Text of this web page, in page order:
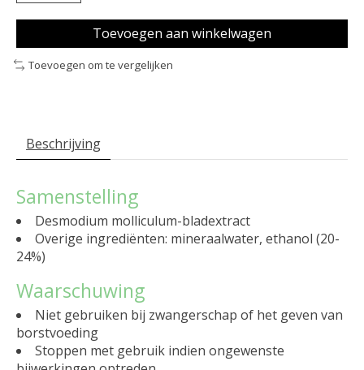
Toevoegen aan winkelwagen
Toevoegen om te vergelijken
Beschrijving
Samenstelling
Desmodium molliculum-bladextract
Overige ingrediënten: mineraalwater, ethanol (20-
24%)
Waarschuwing
Niet gebruiken bij zwangerschap of het geven van
borstvoeding
Stoppen met gebruik indien ongewenste